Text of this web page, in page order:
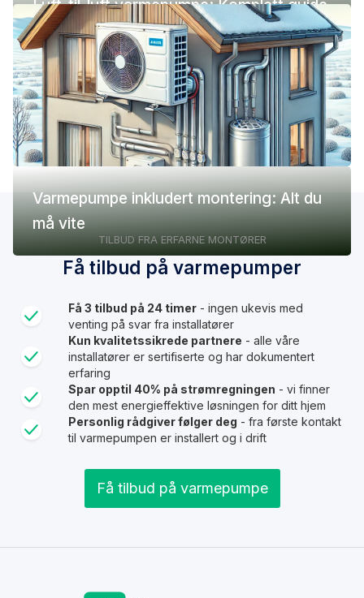
Luft-til-luft varmepumpe: Komplett guide
(pris, fordeler og ulemper)
Varmepumpe inkludert montering: Alt du
må vite
TILBUD FRA ERFARNE MONTØRER
Få tilbud på varmepumper
Få 3 tilbud på 24 timer - ingen ukevis med
venting på svar fra installatører
Kun kvalitetssikrede partnere - alle våre
installatører er sertifiserte og har dokumentert
erfaring
Spar opptil 40% på strømregningen - vi finner
den mest energieffektive løsningen for ditt hjem
Personlig rådgiver følger deg - fra første kontakt
til varmepumpen er installert og i drift
Få tilbud på varmepumpe